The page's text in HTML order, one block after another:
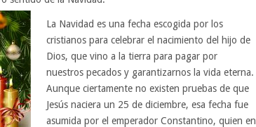
La Navidad es una fecha escogida por los
cristianos para celebrar el nacimiento del hijo de
Dios, que vino a la tierra para pagar por
nuestros pecados y garantizarnos la vida eterna.
Aunque ciertamente no existen pruebas de que
Jesús naciera un 25 de diciembre, esa fecha fue
asumida por el emperador Constantino, quien en